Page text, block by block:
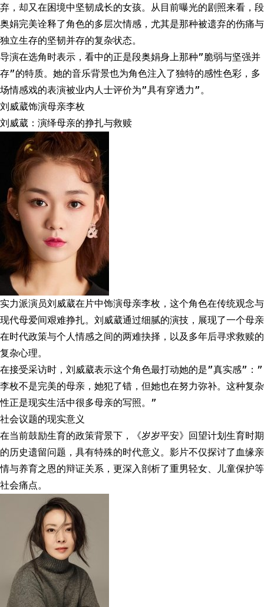
弃，却又在困境中坚韧成长的女孩。从目前曝光的剧照来看，段
奥娟完美诠释了角色的多层次情感，尤其是那种被遗弃的伤痛与
独立生存的坚韧并存的复杂状态。
导演在选角时表示，看中的正是段奥娟身上那种”脆弱与坚强并
存”的特质。她的音乐背景也为角色注入了独特的感性色彩，多
场情感戏的表演被业内人士评价为”具有穿透力”。
刘威葳饰演母亲李枚
刘威葳：演绎母亲的挣扎与救赎
实力派演员刘威葳在片中饰演母亲李枚，这个角色在传统观念与
现代母爱间艰难挣扎。刘威葳通过细腻的演技，展现了一个母亲
在时代政策与个人情感之间的两难抉择，以及多年后寻求救赎的
复杂心理。
在接受采访时，刘威葳表示这个角色最打动她的是”真实感”：”
李枚不是完美的母亲，她犯了错，但她也在努力弥补。这种复杂
性正是现实生活中很多母亲的写照。”
社会议题的现实意义
在当前鼓励生育的政策背景下，《岁岁平安》回望计划生育时期
的历史遗留问题，具有特殊的时代意义。影片不仅探讨了血缘亲
情与养育之恩的辩证关系，更深入剖析了重男轻女、儿童保护等
社会痛点。